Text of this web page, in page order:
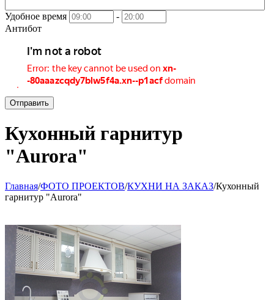
Удобное время
-
Антибот
Отправить
Кухонный гарнитур
"Aurora"
Главная/ФОТО ПРОЕКТОВ/КУХНИ НА ЗАКАЗ/Кухонный
гарнитур "Aurora"